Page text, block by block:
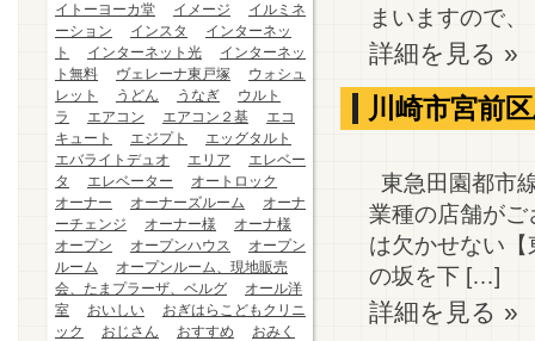
イトーヨーカ堂
イメージ
イルミネ
ーション
インスタ
インターネッ
ト
インターネット光
インターネッ
ト無料
ヴェレーナ東戸塚
ウォシュ
レット
うどん うなぎ
ウルト
ラ
エアコン エアコン２基
エコ
キュート
エジプト
エッグタルト
エバライトデュオ
エリア
エレベー
タ
エレベーター
オートロック
オーナー
オーナーズルーム
オーナ
ーチェンジ
オーナー様
オーナ様
オープン
オープンハウス
オープン
ルーム
オープンルーム、現地販売
会、たまプラーザ、ベルグ
オール洋
室
おいしい
おぎはらこどもクリニ
ック
おじさん おすすめ
おみく
まいますので
詳細を見る »
川崎市宮前
東急田園都市
業種の店舗が
は欠かせない
の坂を下 […]
詳細を見る »